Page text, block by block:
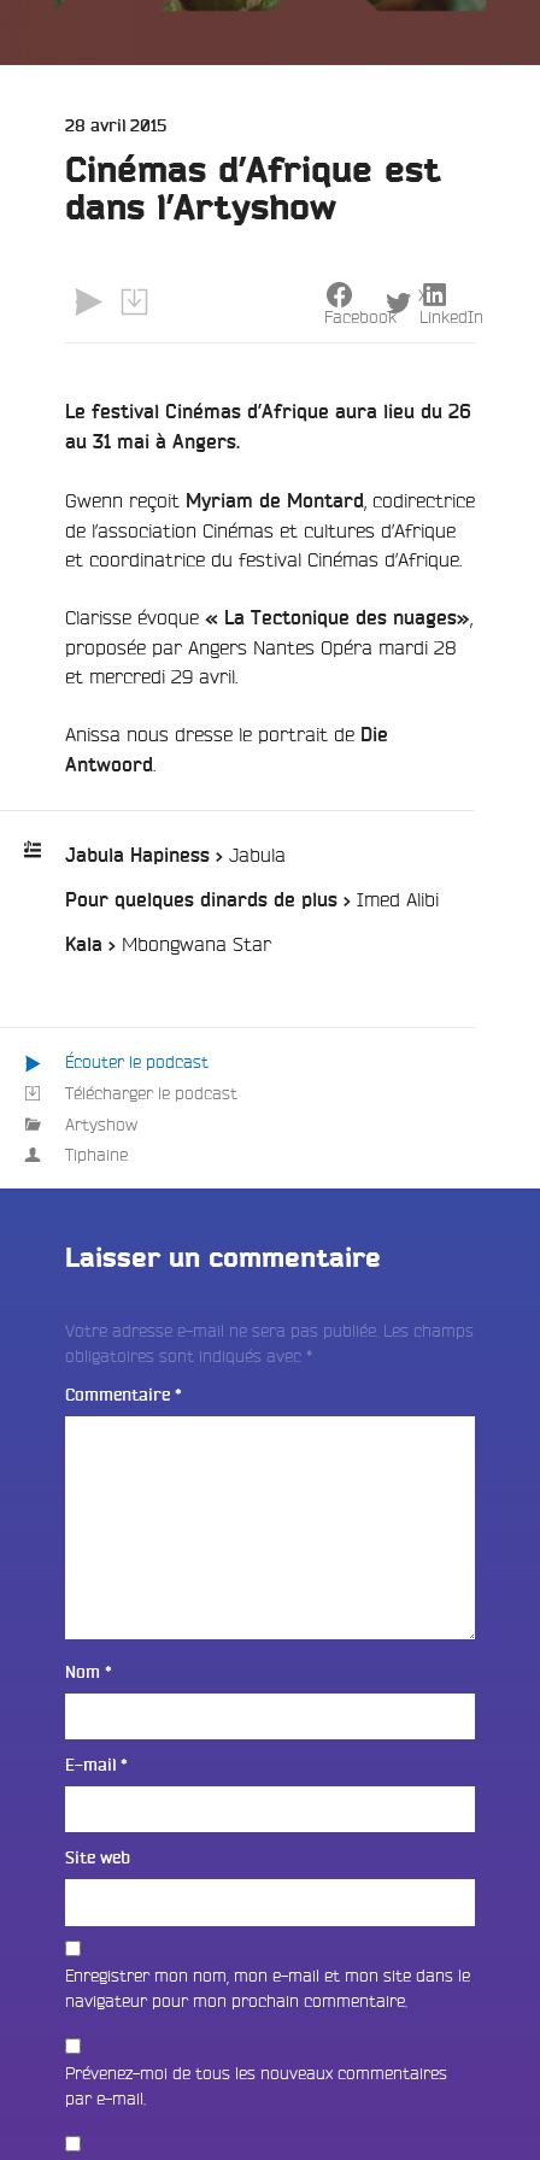
Publié
28 avril 2015
Cinémas d’Afrique est
dans l’Artyshow
Le festival Cinémas d’Afrique aura lieu du 26
au 31 mai à Angers.
Gwenn reçoit Myriam de Montard , codirectrice
de l’association Cinémas et cultures d’Afrique
et coordinatrice du festival Cinémas d’Afrique.
Clarisse évoque « La Tectonique des nuages»
proposée par Angers­ Nantes Opéra mardi 28
et mercredi 29 avril.
Anissa nous dresse le portrait de Die
Antwoord
Playlist
:
Jabula Hapiness > Jabula
Pour quelques dinards de plus > Imed Alibi/
Kala > Mbongwana Star/
Facebook
X
LinkedIn
Écouter le podcast
Télécharger le podcast
Artyshow
Tiphaine
Laisser un commentaire
Votre adresse e-mail ne sera pas publiée. Les champs
obligatoires sont indiqués avec *
Commentaire *
Nom *
E-mail *
Site web
Enregistrer mon nom, mon e-mail et mon site dans le
navigateur pour mon prochain commentaire.
Prévenez-moi de tous les nouveaux commentaires
par e-mail.